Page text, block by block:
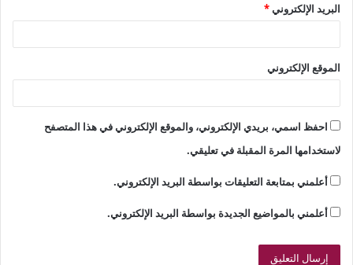
البريد الإلكتروني*
الموقع الإلكتروني
احفظ اسمي، بريدي الإلكتروني، والموقع الإلكتروني في هذا المتصفح
لاستخدامها المرة المقبلة في تعليقي.
أعلمني بمتابعة التعليقات بواسطة البريد الإلكتروني.
أعلمني بالمواضيع الجديدة بواسطة البريد الإلكتروني.